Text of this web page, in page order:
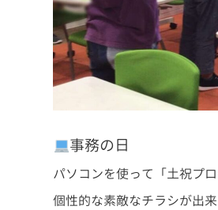
事務の日
パソコンを使って「土祝プ
個性的な素敵なチラシが出